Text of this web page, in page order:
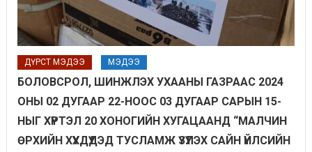
ДҮРСТ МЭДЭЭ МЭДЭЭ
БОЛОВСРОЛ, ШИНЖЛЭХ УХААНЫ ГАЗРААС 2024
ОНЫ 02 ДУГААР 22-НООС 03 ДУГААР САРЫН 15-
НЫГ ХҮРТЭЛ 20 ХОНОГИЙН ХУГАЦААНД “МАЛЧИН
ӨРХИЙН ХҮҮХДҮҮДЭД ТУСЛАМЖ ҮЗҮҮЛЭХ САЙН ҮЙЛСИЙН